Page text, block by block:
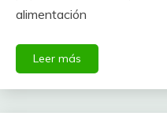
alimentación
Leer más